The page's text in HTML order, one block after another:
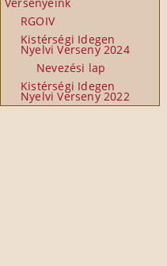
RGOIV
Kistérségi Idegen
Nyelvi Verseny 2024
Nevezési lap
Kistérségi Idegen
Nyelvi Verseny 2022